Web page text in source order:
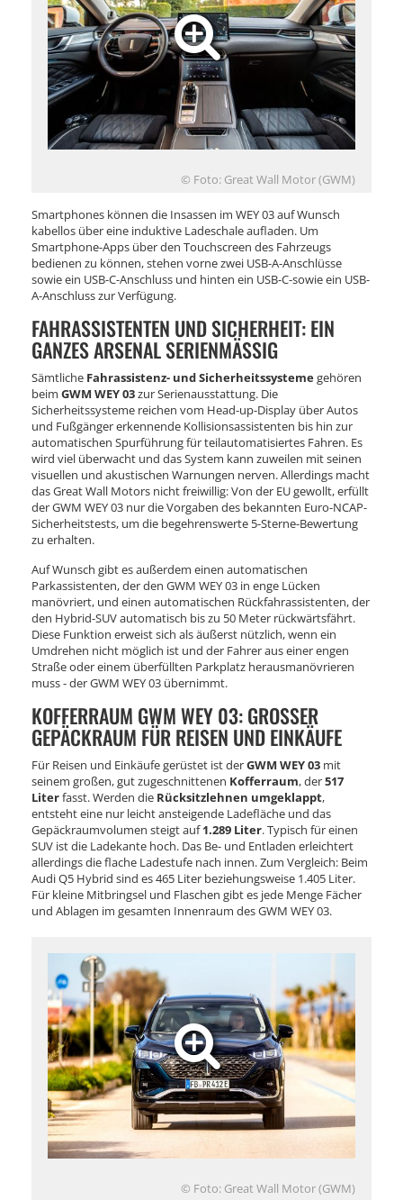
© Foto: Great Wall Motor (GWM)
Smartphones können die Insassen im WEY 03 auf Wunsch
kabellos über eine induktive Ladeschale aufladen. Um
Smartphone-Apps über den Touchscreen des Fahrzeugs
bedienen zu können, stehen vorne zwei USB-A-Anschlüsse
sowie ein USB-C-Anschluss und hinten ein USB-C-sowie ein USB-
A-Anschluss zur Verfügung.
FAHRASSISTENTEN UND SICHERHEIT: EIN
GANZES ARSENAL SERIENMÄSSIG
Sämtliche Fahrassistenz- und Sicherheitssystemegehören
beim GWM WEY 03zur Serienausstattung. Die
Sicherheitssysteme reichen vom Head-up-Display über Autos
und Fußgänger erkennende Kollisionsassistenten bis hin zur
automatischen Spurführung für teilautomatisiertes Fahren. Es
wird viel überwacht und das System kann zuweilen mit seinen
visuellen und akustischen Warnungen nerven. Allerdings macht
das Great Wall Motors nicht freiwillig: Von der EU gewollt, erfüllt
der GWM WEY 03 nur die Vorgaben des bekannten Euro-NCAP-
Sicherheitstests, um die begehrenswerte 5-Sterne-Bewertung
zu erhalten.
Auf Wunsch gibt es außerdem einen automatischen
Parkassistenten, der den GWM WEY 03 in enge Lücken
manövriert, und einen automatischen Rückfahrassistenten, der
den Hybrid-SUV automatisch bis zu 50 Meter rückwärtsfährt.
Diese Funktion erweist sich als äußerst nützlich, wenn ein
Umdrehen nicht möglich ist und der Fahrer aus einer engen
Straße oder einem überfüllten Parkplatz herausmanövrieren
muss - der GWM WEY 03 übernimmt.
KOFFERRAUM GWM WEY 03: GROSSER G
EPÄCKRAUM FÜR REISEN UND EINKÄUFE
Für Reisen und Einkäufe gerüstet ist derGWM WEY 03 mit
seinem großen, gut zugeschnittenen Kofferraum, der517
Literfasst. Werden die Rücksitzlehnen umgeklappt,
entsteht eine nur leicht ansteigende Ladefläche und das
Gepäckraumvolumen steigt auf1.289 Liter. Typisch für einen
SUV ist die Ladekante hoch. Das Be- und Entladen erleichtert
allerdings die flache Ladestufe nach innen. Zum Vergleich: Beim
Audi Q5 Hybrid sind es 465 Liter beziehungsweise 1.405 Liter.
Für kleine Mitbringsel und Flaschen gibt es jede Menge Fächer
und Ablagen im gesamten Innenraum des GWM WEY 03.
© Foto: Great Wall Motor (GWM)